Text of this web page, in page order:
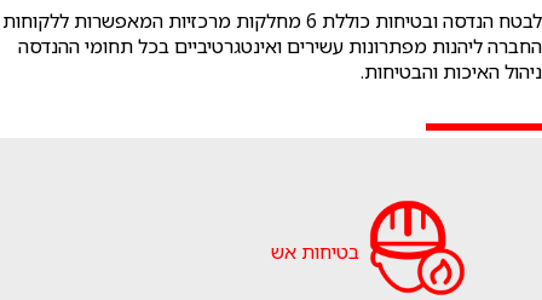
לבטח הנדסה ובטיחות כוללת 6 מחלקות מרכזיות המאפשרות ללקוחות
החברה ליהנות מפתרונות עשירים ואינטגרטיביים בכל תחומי ההנדסה
ניהול האיכות והבטיחות.
בטיחות אש